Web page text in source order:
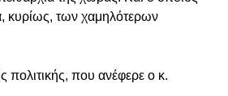
κυρίως, των χαμηλότερων
πολιτικής, που ανέφερε ο κ.